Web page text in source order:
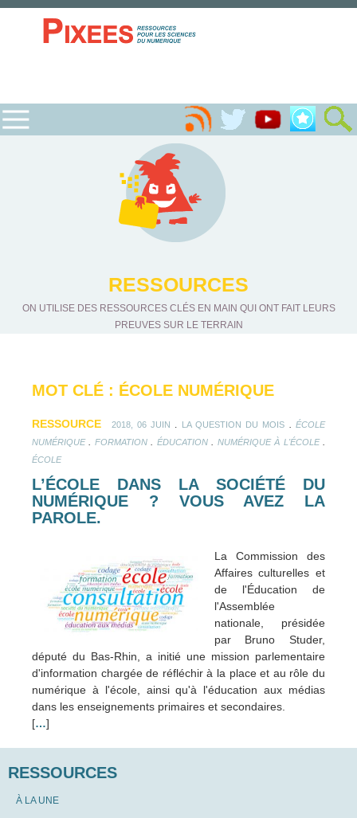
RESSOURCES
ON UTILISE DES RESSOURCES CLÉS EN MAIN QUI ONT FAIT LEURS
PREUVES SUR LE TERRAIN
MOT CLÉ : ÉCOLE NUMÉRIQUE
RESSOURCE 2018, 06 JUIN LA QUESTION DU MOIS .ÉCOLE
NUMÉRIQUE. FORMATION. ÉDUCATION. NUMÉRIQUE À L'ÉCOLE.
ÉCOLE
L’ÉCOLE DANS LA SOCIÉTÉ DU
NUMÉRIQUE ? VOUS AVEZ LA
PAROLE.
La Commission des
Affaires culturelles et
de l'Éducation de
l'Assemblée
nationale, présidée
par Bruno Studer,
député du Bas-Rhin, a initié une mission parlementaire
d'information chargée de réfléchir à la place et au rôle du
numérique à l'école, ainsi qu'à l'éducation aux médias
dans les enseignements primaires et secondaires.
[…]
RESSOURCES
À LA UNE